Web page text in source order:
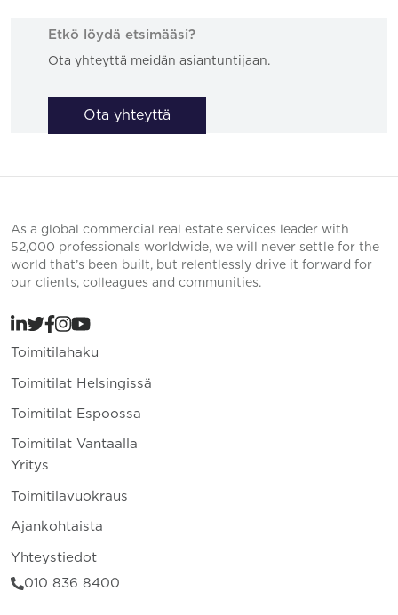
Etkö löydä etsimääsi?
Ota yhteyttä meidän asiantuntijaan.
Ota yhteyttä
As a global commercial real estate services leader with
52,000 professionals worldwide, we will never settle for the
world that’s been built, but relentlessly drive it forward for
our clients, colleagues and communities.
Toimitilahaku
Toimitilat Helsingissä
Toimitilat Espoossa
Toimitilat Vantaalla
Yritys
Toimitilavuokraus
Ajankohtaista
Yhteystiedot
010 836 8400